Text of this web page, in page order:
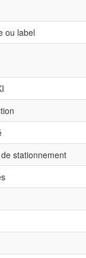
ou label
stationnement